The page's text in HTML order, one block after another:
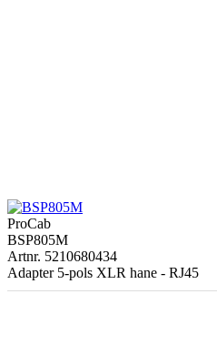
ProCab
BSP805M
Artnr. 5210680434
Adapter 5-pols XLR hane - RJ45